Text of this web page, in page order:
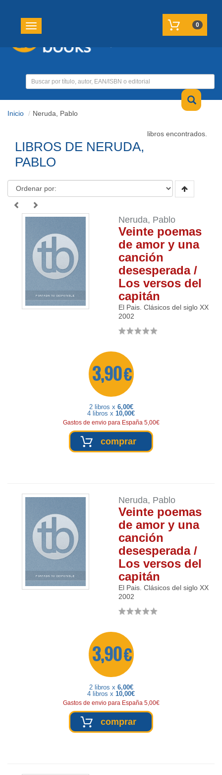
Toggle navigation 0
Inicio Neruda, Pablo
libros encontrados.
LIBROS DE NERUDA,
PABLO
Neruda, Pablo
Veinte poemas
de amor y una
canción
desesperada /
Los versos del
capitán
El Pais. Clásicos del siglo XX
2002
3,90 €
2 libros x 6,00€
4 libros x 10,00€
Gastos de envio para España 5,00€
comprar
Neruda, Pablo
Veinte poemas
de amor y una
canción
desesperada /
Los versos del
capitán
El Pais. Clásicos del siglo XX
2002
3,90 €
2 libros x 6,00€
4 libros x 10,00€
Gastos de envio para España 5,00€
comprar